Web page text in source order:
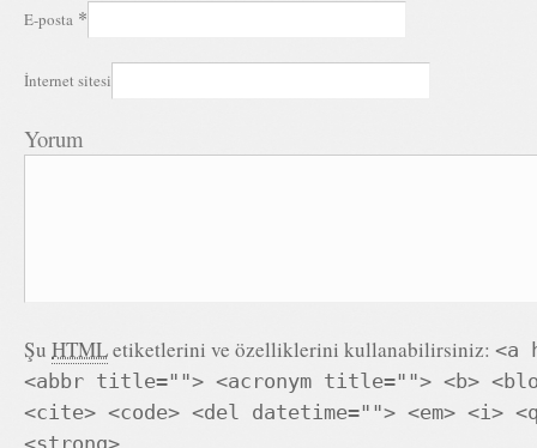
E-posta *
İnternet sitesi
Yorum
Şu HTMLetiketlerini ve özelliklerini kullanabilirsiniz: <a
<abbr title=""> <acronym title=""> <b>
<cite> <code> <del datetime=""> <em> <i>
<strong>